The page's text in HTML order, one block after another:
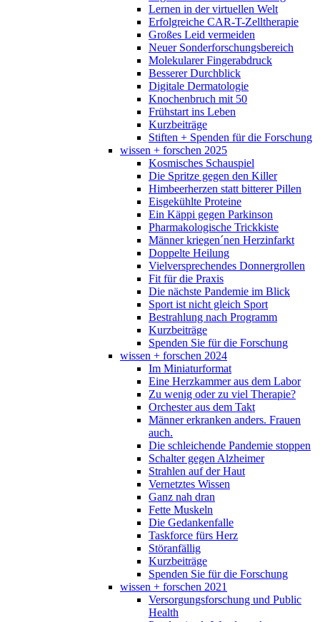
Lernen in der virtuellen Welt
Erfolgreiche CAR-T-Zelltherapie
Großes Leid vermeiden
Neuer Sonderforschungsbereich
Molekularer Fingerabdruck
Besserer Durchblick
Digitale Dermatologie
Knochenbruch mit 50
Frühstart ins Leben
Kurzbeiträge
Stiften + Spenden für die Forschung
wissen + forschen 2025
Kosmisches Schauspiel
Die Spritze gegen den Killer
Himbeerherzen statt bitterer Pillen
Eisgekühlte Proteine
Ein Käppi gegen Parkinson
Pharmakologische Trickkiste
Männer kriegen´nen Herzinfarkt
Doppelte Heilung
Vielversprechendes Donnergrollen
Fit für die Praxis
Die nächste Pandemie im Blick
Sport ist nicht gleich Sport
Bestrahlung nach Programm
Kurzbeiträge
Spenden Sie für die Forschung
wissen + forschen 2024
Im Miniaturformat
Eine Herzkammer aus dem Labor
Zu wenig oder zu viel Therapie?
Orchester aus dem Takt
Männer erkranken anders. Frauen
auch.
Die schleichende Pandemie stoppen
Schalter gegen Alzheimer
Strahlen auf der Haut
Vernetztes Wissen
Ganz nah dran
Fette Muskeln
Die Gedankenfalle
Taskforce fürs Herz
Störanfällig
Kurzbeiträge
Spenden Sie für die Forschung
wissen + forschen 2021
Versorgungsforschung und Public
Health